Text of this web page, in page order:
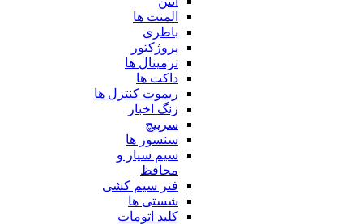
المنت ها
باطری
پروژکتور
ترمینال ها
داکت ها
ریموت کنترل ها
زنگ اخبار
سرپیچ
سنسور ها
سیم سیار و
محافظ
فنر سیم کشی
شستی ها
کلید اتومات